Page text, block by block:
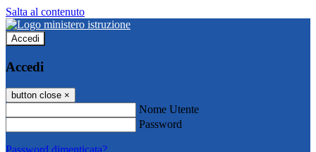
Salta al contenuto
Accedi
Accedi
button close ×
Nome Utente
Password